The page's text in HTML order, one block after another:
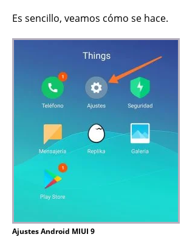
Es sencillo, veamos cómo se hace.
Ajustes Android MIUI 9